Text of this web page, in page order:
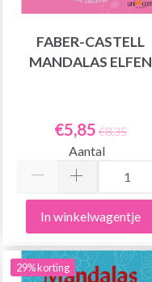
FABER-CASTELL
MANDALAS ELFEN
€5,85 €8,35
Aantal
In winkelwagentje
29% korting